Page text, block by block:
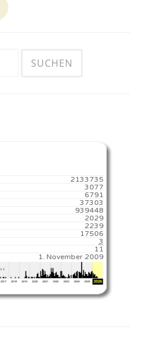
2133735
3077
6791
37303
939448
2029️
2239
17506️
3
11
1. November 2009